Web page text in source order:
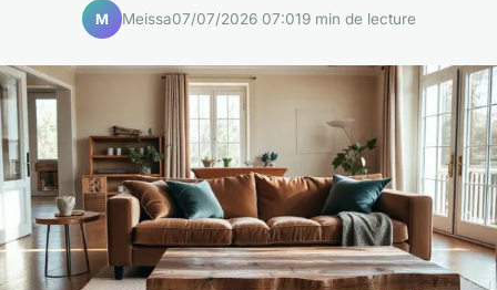
M Meissa07/07/2026 07:019 min de lecture